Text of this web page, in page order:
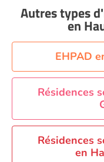
Autres types
en
EHPAD
Résidences
Résidences
en